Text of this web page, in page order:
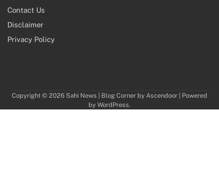
Contact Us
Disclaimer
Privacy Policy
Copyright © 2026 Sahi News | Blog Corner by Ascendoor | Powered
by WordPress.